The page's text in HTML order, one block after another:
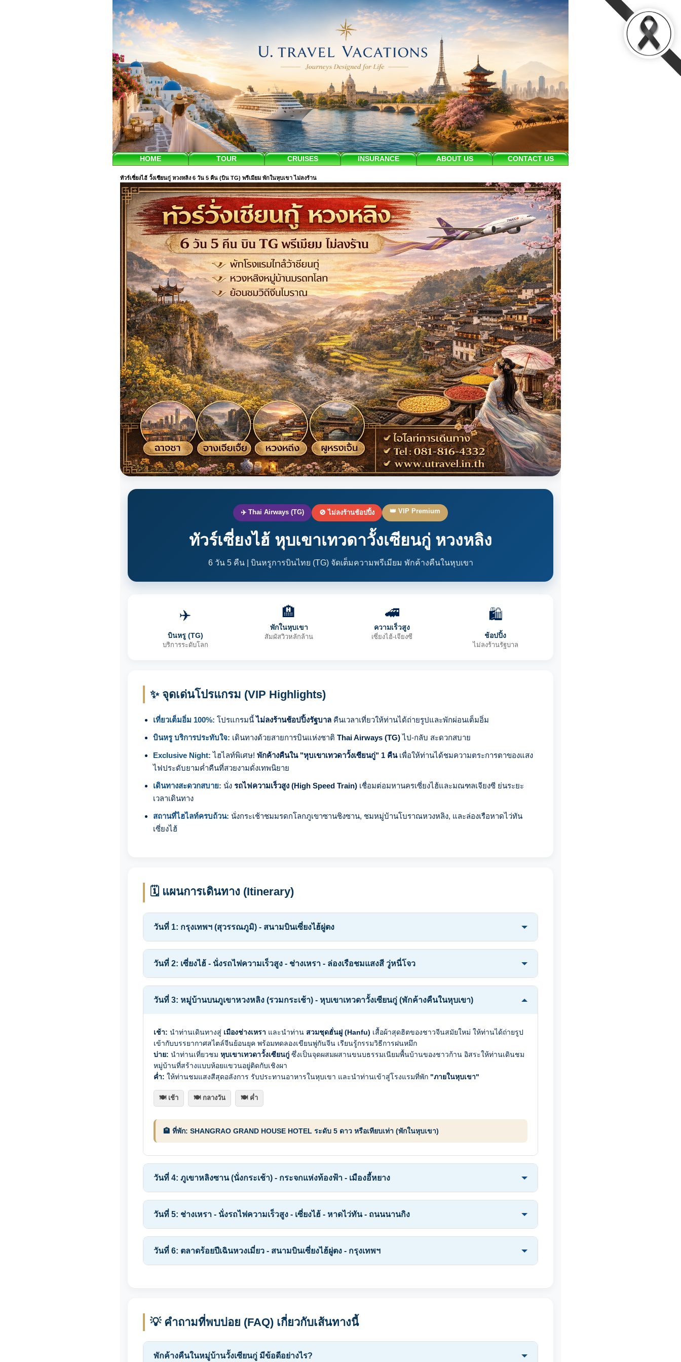
HOME TOUR CRUISES INSURANCE ABOUT US CONTACT US
ทัวร์เซี่ยงไฮ้ วั้งเซียนกู่ หวงหลิง 6 วัน 5 คืน (บิน TG) พรีเมียม พักในหุบเขา ไม่ลงร้าน
✈️ Thai Airways (TG) 🚫 ไม่ลงร้านช้อปปิ้ง 👑 VIP Premium
ทัวร์เซี่ยงไฮ้ หุบเขาเทวดาวั้งเซียนกู่ หวงหลิง
6 วัน 5 คืน | บินหรูการบินไทย (TG) จัดเต็มความพรีเมียม พักค้างคืนในหุบเขา
✈️
บินหรู (TG)
บริการระดับโลก
🏨
พักในหุบเขา
สัมผัสวิวหลักล้าน
🚄
ความเร็วสูง
เซี่ยงไฮ้-เจียงซี
🛍️
ช้อปปิ้ง
ไม่ลงร้านรัฐบาล
✨ จุดเด่นโปรแกรม (VIP Highlights)
เที่ยวเต็มอิ่ม 100%: โปรแกรมนี้ไม่ลงร้านช้อปปิ้งรัฐบาล คืนเวลาเที่ยวให้ท่านได้ถ่ายรูปและพักผ่อนเต็มอิ่ม
บินหรู บริการประทับใจ: เดินทางด้วยสายการบินแห่งชาติ Thai Airways (TG)ไป-กลับ สะดวกสบาย
Exclusive Night: ไฮไลท์พิเศษ! พักค้างคืนใน "หุบเขาเทวดาวั้งเซียนกู่" 1 คืนเพื่อให้ท่านได้ชมความตระการตาของแสง
ไฟประดับยามค่ำคืนที่สวยงามดั่งเทพนิยาย
เดินทางสะดวกสบาย: นั่ง รถไฟความเร็วสูง (High Speed Train) เชื่อมต่อมหานครเซี่ยงไฮ้และมณฑลเจียงซี ย่นระยะ
เวลาเดินทาง
สถานที่ไฮไลท์ครบถ้วน: นั่งกระเช้าชมมรดกโลกภูเขาซานชิงซาน, ชมหมู่บ้านโบราณหวงหลิง, และล่องเรือหาดไว่ทัน
เซี่ยงไฮ้
🗓️ แผนการเดินทาง (Itinerary)
วันที่ 1: กรุงเทพฯ (สุวรรณภูมิ) - สนามบินเซี่ยงไฮ้ผู่ตง
วันที่ 2: เซี่ยงไฮ้ - นั่งรถไฟความเร็วสูง - ช่างเหรา - ล่องเรือชมแสงสี วู่หนี่โจว
วันที่ 3: หมู่บ้านบนภูเขาหวงหลิง (รวมกระเช้า) - หุบเขาเทวดาวั้งเซียนกู่ (พักค้างคืนในหุบเขา)
เช้า: นำท่านเดินทางสู่ เมืองช่างเหรา และนำท่าน สวมชุดฮั่นฝู (Hanfu) เสื้อผ้าสุดฮิตของชาวจีนสมัยใหม่ ให้ท่านได้ถ่ายรูป
เข้ากับบรรยากาศสไตล์จีนย้อนยุค พร้อมทดลองเขียนพู่กันจีน เรียนรู้กรรมวิธีการฝนหมึก
บ่าย: นำท่านเที่ยวชม หุบเขาเทวดาวั้งเซียนกู่ ซึ่งเป็นจุดผสมผสานขนบธรรมเนียมพื้นบ้านของชาวก้าน อิสระให้ท่านเดินชม
หมู่บ้านที่สร้างแบบห้อยแขวนอยู่ติดกับเชิงผา
ค่ำ: ให้ท่านชมแสงสีสุดอลังการ รับประทานอาหารในหุบเขา และนำท่านเข้าสู่โรงแรมที่พัก "ภายในหุบเขา"
🍽️ เช้า 🍽️ กลางวัน 🍽️ ค่ำ
🏨 ที่พัก: SHANGRAO GRAND HOUSE HOTEL ระดับ 5 ดาว หรือเทียบเท่า (พักในหุบเขา)
วันที่ 4: ภูเขาหลิงซาน (นั่งกระเช้า) - กระจกแห่งท้องฟ้า - เมืองอี้หยาง
วันที่ 5: ช่างเหรา - นั่งรถไฟความเร็วสูง - เซี่ยงไฮ้ - หาดไว่ทัน - ถนนนานกิง
วันที่ 6: ตลาดร้อยปีเฉินหวงเมี่ยว - สนามบินเซี่ยงไฮ้ผู่ตง - กรุงเทพฯ
💡 คำถามที่พบบ่อย (FAQ) เกี่ยวกับเส้นทางนี้
พักค้างคืนในหมู่บ้านวั้งเซียนกู่ มีข้อดีอย่างไร?